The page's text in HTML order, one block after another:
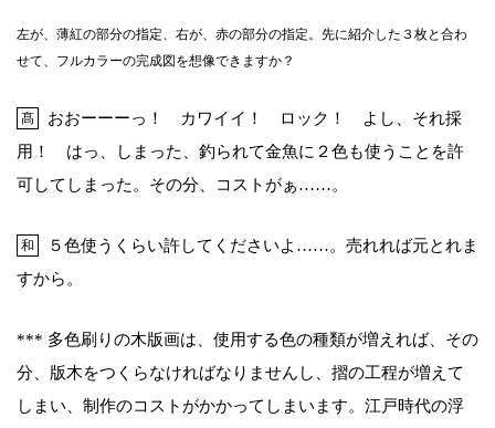
左が、薄紅の部分の指定、右が、赤の部分の指定。先に紹介した３枚と合わ
せて、フルカラーの完成図を想像できますか？
髙
おおーーーっ！ カワイイ！ ロック！ よし、それ採
用！ はっ、しまった、釣られて金魚に２色も使うことを許
可してしまった。その分、コストがぁ……。
和
５色使うくらい許してくださいよ……。売れれば元とれま
すから。
*** 多色刷りの木版画は、使用する色の種類が増えれば、その
分、版木をつくらなければなりませんし、摺の工程が増えて
しまい、制作のコストがかかってしまいます。江戸時代の浮